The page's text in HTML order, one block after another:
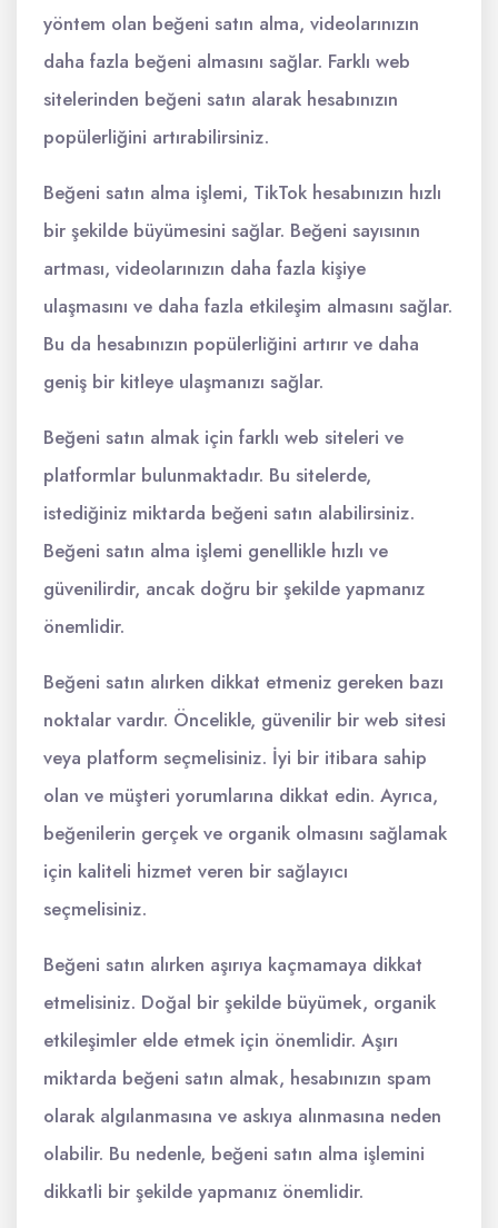
yöntem olan beğeni satın alma, videolarınızın
daha fazla beğeni almasını sağlar. Farklı web
sitelerinden beğeni satın alarak hesabınızın
popülerliğini artırabilirsiniz.
Beğeni satın alma işlemi, TikTok hesabınızın hızlı
bir şekilde büyümesini sağlar. Beğeni sayısının
artması, videolarınızın daha fazla kişiye
ulaşmasını ve daha fazla etkileşim almasını sağlar.
Bu da hesabınızın popülerliğini artırır ve daha
geniş bir kitleye ulaşmanızı sağlar.
Beğeni satın almak için farklı web siteleri ve
platformlar bulunmaktadır. Bu sitelerde,
istediğiniz miktarda beğeni satın alabilirsiniz.
Beğeni satın alma işlemi genellikle hızlı ve
güvenilirdir, ancak doğru bir şekilde yapmanız
önemlidir.
Beğeni satın alırken dikkat etmeniz gereken bazı
noktalar vardır. Öncelikle, güvenilir bir web sitesi
veya platform seçmelisiniz. İyi bir itibara sahip
olan ve müşteri yorumlarına dikkat edin. Ayrıca,
beğenilerin gerçek ve organik olmasını sağlamak
için kaliteli hizmet veren bir sağlayıcı
seçmelisiniz.
Beğeni satın alırken aşırıya kaçmamaya dikkat
etmelisiniz. Doğal bir şekilde büyümek, organik
etkileşimler elde etmek için önemlidir. Aşırı
miktarda beğeni satın almak, hesabınızın spam
olarak algılanmasına ve askıya alınmasına neden
olabilir. Bu nedenle, beğeni satın alma işlemini
dikkatli bir şekilde yapmanız önemlidir.